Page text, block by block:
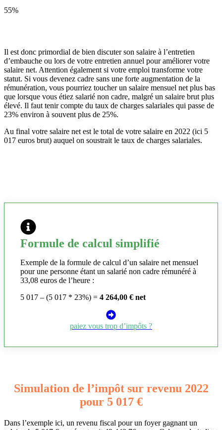
55%
Il est donc primordial de bien discuter son salaire à l’entretien
d’embauche ou lors de votre entretien annuel pour améliorer votre
salaire net. Attention également si votre emploi transforme votre
statut. Si vous devenez cadre sans une forte augmentation de la
rémunération, vous pourriez toucher un salaire mensuel net plus bas
que lorsque vous étiez salarié non cadre, malgré un salaire brut plus
élevé. Il faut tenir compte du taux de charges salariales qui passe de
23% environ à souvent plus de 25%.
Au final votre salaire net est le total de votre salaire en 2022 (ici 5
017 euros brut) auquel on soustrait le taux de charges salariales.
Formule de calcul simplifié
Exemple de la formule de calcul d’un salaire net mensuel
pour une personne étant un salarié non cadre rémunéré à
33,08 euros de l’heure :
5 017 – (5 017 * 23%) = 4 264,00 € net
paiez vous trop d’impôts ?
Simulation de l’impôt sur revenu 2022
pour 5 017 €
Dans l’exemple ici, un revenu fiscal pour un foyer gagnant un